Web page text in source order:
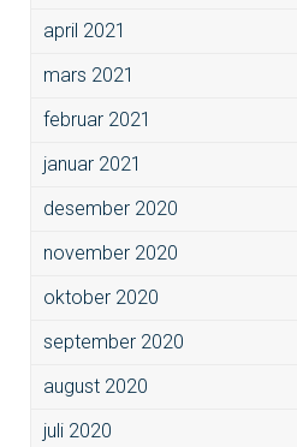
april 2021
mars 2021
februar 2021
januar 2021
desember 2020
november 2020
oktober 2020
september 2020
august 2020
juli 2020